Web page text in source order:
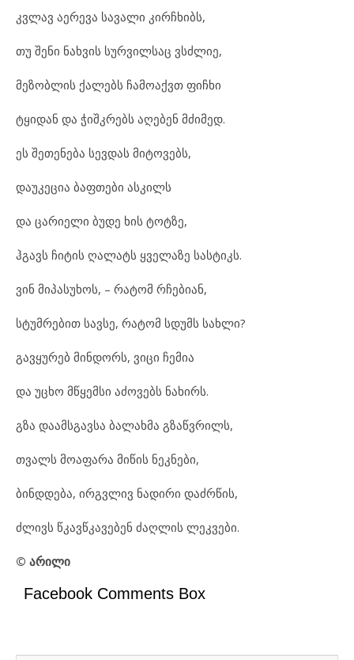
კვლავ აერევა სავალი კირჩხიბს,
თუ შენი ნახვის სურვილსაც ვსძლიე,
მეზობლის ქალებს ჩამოაქვთ ფიჩხი
ტყიდან და ჭიშკრებს აღებენ მძიმედ.
ეს შეთენება სევდას მიტოვებს,
დაუკეცია ბაფთები ასკილს
და ცარიელი ბუდე ხის ტოტზე,
ჰგავს ჩიტის ღალატს ყველაზე სასტიკს.
ვინ მიპასუხოს, – რატომ რჩებიან,
სტუმრებით სავსე, რატომ სდუმს სახლი?
გავყურებ მინდორს, ვიცი ჩემია
და უცხო მწყემსი აძოვებს ნახირს.
გზა დაამსგავსა ბალახმა გზაწვრილს,
თვალს მოაფარა მიწის ნეკნები,
ბინდდება, ირგვლივ ნადირი დაძრწის,
ძლივს წკავწკავებენ ძაღლის ლეკვები.
© არილი
Facebook Comments Box